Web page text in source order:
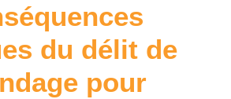
du délit de
pour